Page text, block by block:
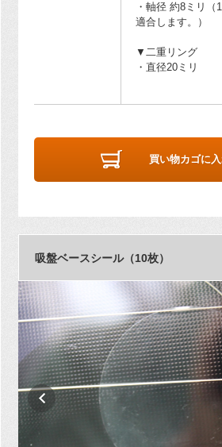
・軸径 約8ミリ（
適合します。）
▼二重リング
・直径20ミリ
買い物カゴに
吸盤ベースシール（10枚）